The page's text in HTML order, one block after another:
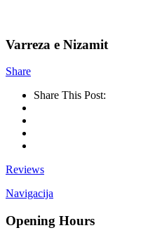
Varreza e Nizamit
Share
Share This Post:
Reviews
Navigacija
Opening Hours